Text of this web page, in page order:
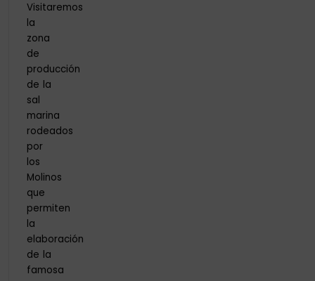
Visitaremos
la
zona
de
producción
de la
sal
marina
rodeados
por
los
Molinos
que
permiten
la
elaboración
de la
famosa